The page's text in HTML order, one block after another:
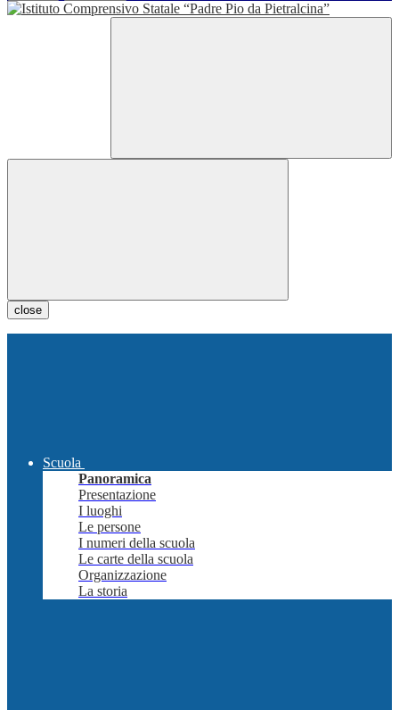
close
Scuola
Panoramica
Presentazione
I luoghi
Le persone
I numeri della scuola
Le carte della scuola
Organizzazione
La storia